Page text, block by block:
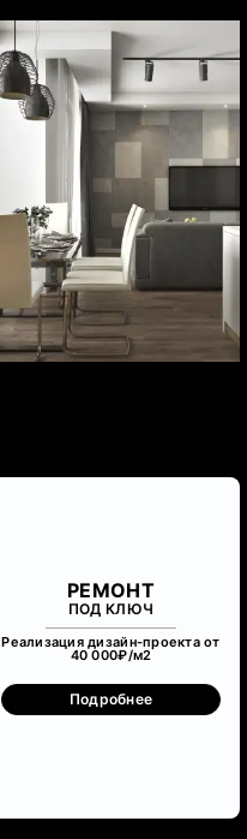
РЕМОНТ
ПОД КЛЮЧ
Реализация дизайн-проекта от
40 000₽/м2
Подробнее